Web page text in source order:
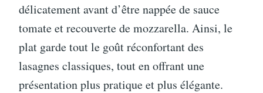
délicatement avant d’être nappée de sauce
tomate et recouverte de mozzarella. Ainsi, le
plat garde tout le goût réconfortant des
lasagnes classiques, tout en offrant une
présentation plus pratique et plus élégante.